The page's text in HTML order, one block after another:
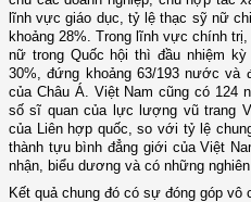
lĩnh vực giáo dục, tỷ lệ thạc sỹ nữ
khoảng 28%. Trong lĩnh vực chính
nữ trong Quốc hội thì đầu nhiệm
30%, đứng khoảng 63/193 nước
của Châu Á. Việt Nam cũng có 124
số sĩ quan của lực lượng vũ trang
của Liên hợp quốc, so với tỷ lệ
thành tựu bình đẳng giới của Việt
nhận, biểu dương và có những
Kết quả chung đó có sự đóng góp vô